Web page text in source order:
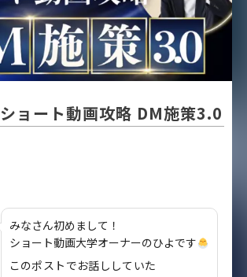
ショート動画攻略 DM施策3.0
みなさん初めまして！
ショート動画大学オーナーのひよです
このポストでお話ししていた